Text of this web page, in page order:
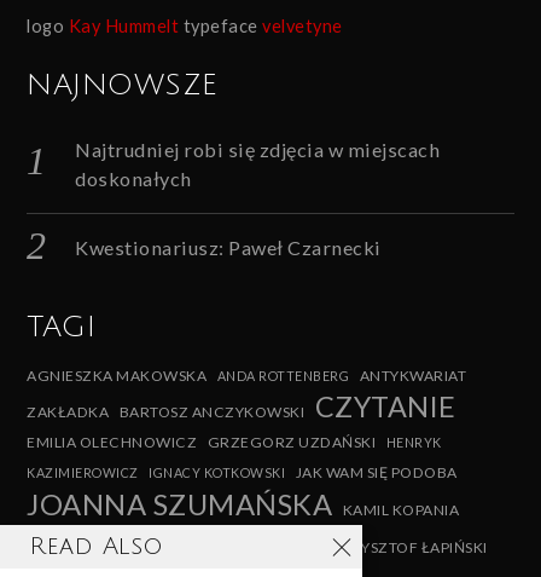
logo Kay Hummelt typefacevelvetyne
NAJNOWSZE
Najtrudniej robi się zdjęcia w miejscach
doskonałych
Kwestionariusz: Paweł Czarnecki
TAGI
AGNIESZKA MAKOWSKA ANDA ROTTENBERG
ANTYKWARIAT
ZAKŁADKA
BARTOSZ ANCZYKOWSKI CZYTANIE
EMILIA OLECHNOWICZ GRZEGORZ UZDAŃSKI
HENRYK
KAZIMIEROWICZ
IGNACY KOTKOWSKI JAK WAM SIĘ PODOBA
JOANNA SZUMAŃSKA KAMIL KOPANIA
KAROLINA RYCHTER KRZYSZTOF ŁAPIŃSKI
Read Also